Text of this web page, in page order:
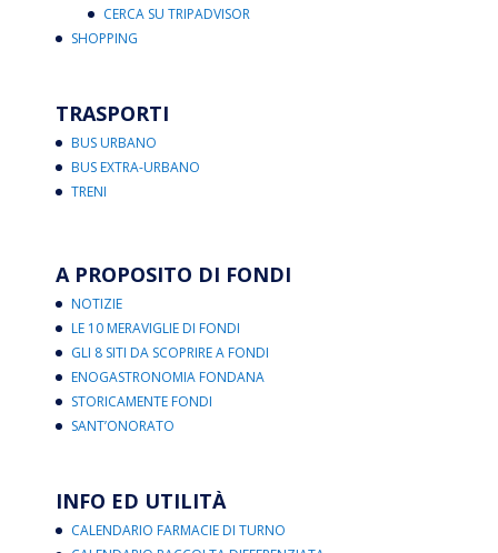
CERCA SU TRIPADVISOR
SHOPPING
TRASPORTI
BUS URBANO
BUS EXTRA-URBANO
TRENI
A PROPOSITO DI FONDI
NOTIZIE
LE 10 MERAVIGLIE DI FONDI
GLI 8 SITI DA SCOPRIRE A FONDI
ENOGASTRONOMIA FONDANA
STORICAMENTE FONDI
SANT’ONORATO
INFO ED UTILITÀ
CALENDARIO FARMACIE DI TURNO